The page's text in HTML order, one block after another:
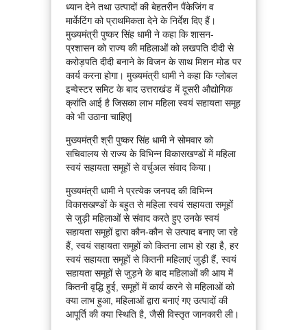
ध्यान देने तथा उत्पादों की बेहतरीन पैंकेजिंग व
मार्केटिंग को प्राथमिकता देने के निर्देश दिए हैं।
मुख्यमंत्री पुष्कर सिंह धामी ने कहा कि शासन-
प्रशासन को राज्य की महिलाओं को लखपति दीदी से
करोड़पति दीदी बनाने के विजन के साथ मिशन मोड पर
कार्य करना होगा। मुख्यमंत्री धामी ने कहा कि ग्लोबल
इन्वेस्टर समिट के बाद उत्तराखंड में दूसरी औद्योगिक
क्रांति आई है जिसका लाभ महिला स्वयं सहायता समूह
को भी उठाना चाहिए|
मुख्यमंत्री श्री पुष्कर सिंह धामी ने सोमवार को
सचिवालय से राज्य के विभिन्न विकासखण्डों में महिला
स्वयं सहायता समूहों से वर्चुअल संवाद किया।
मुख्यमंत्री धामी ने प्रत्येक जनपद की विभिन्न
विकासखण्डों के बहुत से महिला स्वयं सहायता समूहों
से जुड़ी महिलाओं से संवाद करते हुए उनके स्वयं
सहायता समूहों द्वारा कौन-कौन से उत्पाद बनाए जा रहे
हैं, स्वयं सहायता समूहों को कितना लाभ हो रहा है, हर
स्वयं सहायता समूहों से कितनी महिलाएं जुड़ी हैं, स्वयं
सहायता समूहों से जुड़ने के बाद महिलाओं की आय में
कितनी वृद्धि हुई, समूहों में कार्य करने से महिलाओं को
क्या लाभ हुआ, महिलाओं द्वारा बनाएं गए उत्पादों की
आपूर्ति की क्या स्थिति है, जैसी विस्तृत जानकारी ली।